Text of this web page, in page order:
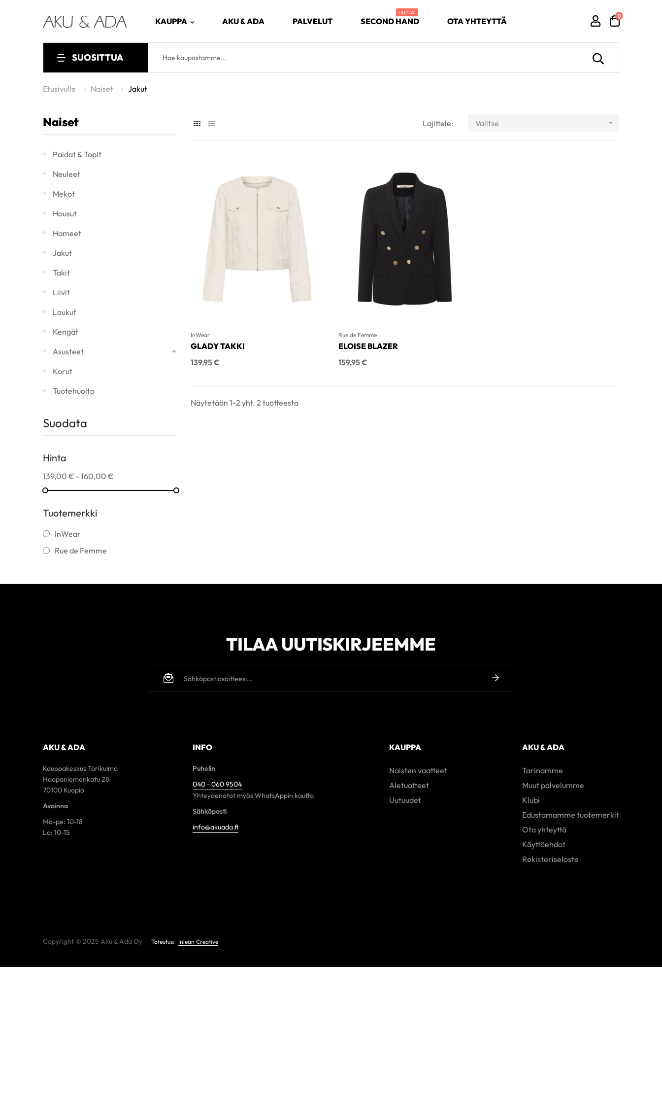
KAUPPA AKU & ADA PALVELUT SECOND HAND
UUTTA!
OTA YHTEYTTÄ
0
SUOSITTUA
Etusivulle Naiset Jakut
Naiset
Paidat & Topit
Neuleet
Mekot
Housut
Hameet
Jakut
Takit
Liivit
Laukut
Kengät
Asusteet
Korut
Tuotehuolto
Suodata
Hinta
139,00 € - 160,00 €
Tuotemerkki
InWear
Rue de Femme
Lajittele: Valitse 
InWear
GLADY TAKKI
Hinta
139,95 €
Rue de Femme
ELOISE BLAZER
Hinta
159,95 €
Näytetään 1-2 yht. 2 tuotteesta
TILAA UUTISKIRJEEMME
AKU & ADA
Kauppakeskus Torikulma
Haapaniemenkatu 28
70100 Kuopio
Avoinna
Ma-pe: 10-18
La: 10-15
INFO
Puhelin
040 - 060 9504
Yhteydenotot myös WhatsAppin kautta
Sähköposti
info@akuada.fi
KAUPPA
Naisten vaatteet
Aletuotteet
Uutuudet
AKU & ADA
Tarinamme
Muut palvelumme
Klubi
Edustamamme tuotemerkit
Ota yhteyttä
Käyttöehdot
Rekisteriseloste
Copyright © 2025 Aku & Ada Oy Toteutus: Inlean Creative